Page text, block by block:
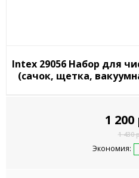
Intex 29056 Набор для
(сачок, щетка,
1 200
1 430
Экономия: